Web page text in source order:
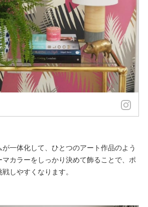
が一体化して、ひとつのアート作品のよう
カラーをしっかり決めて飾ることで、ポ
しやすくなります。